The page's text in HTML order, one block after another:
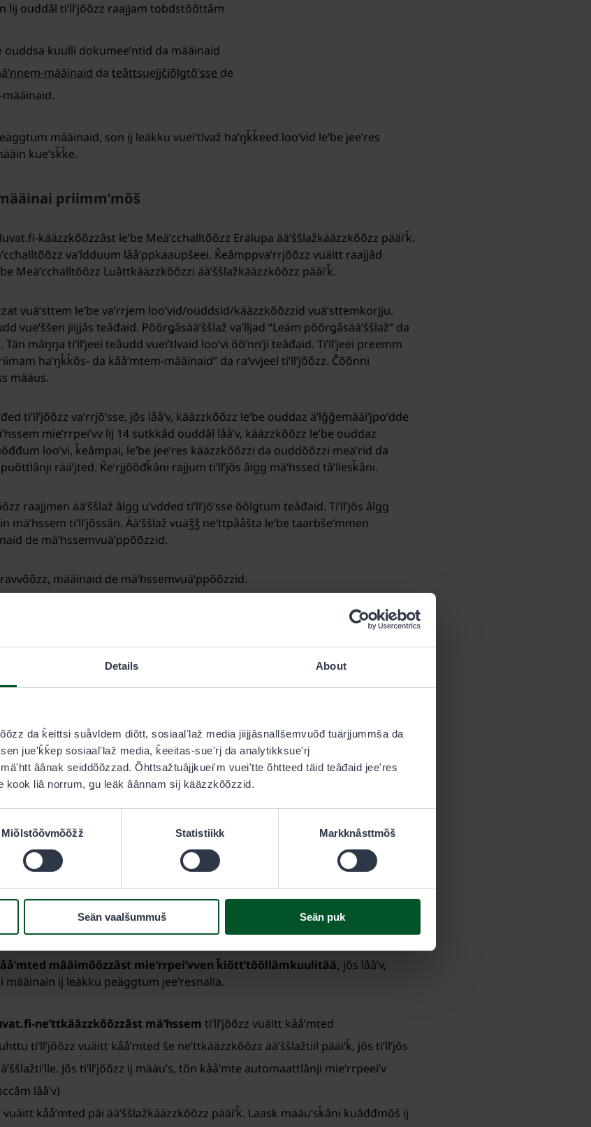
Details About
da ǩeittsi suåvldem diõtt, sosiaalʼlaž media jiijjâsnallšemvuõđ tuärjjummša da
jueʹǩǩep sosiaalʼlaž media, ǩeeitas-sueʹrj da analytikksueʹrj
âânak seiddõõzzad. Õhttsažtuâjjkueiʹm vueiʹtte õhtteed täid teâđaid jeeʹres
kook liâ norrum, ǥu leäk âânnam sij kääzzkõõzzid.
Miõlstõõvmõõžž Statistiikk Markknâsttmõš
Seän vaalšummuš Seän puk
lij ouddâl tiʹllʼjõõzz raajjam tobdstõõttâm
ouddsa kuulli dokumeeʹntid da määinaid
määinaid da teâttsuejjčiõlǥtõʹsse de
määinaid.
määinaid, son ij leäkku vueiʹtlvaž haʹŋǩǩeed looʹvid leʹbe jeeʹres
kueʹsǩǩe.
määinai priimmʼmõš
kääzzkõõzzâst leʹbe Meäʹcchalltõõzz Erälupa ääʹššlažkääzzkõõzz pääiʹǩ.
vaʹldduum lååʹppkaaupšeei. Ǩeâmppvaʹrrjõõzz vuäitt raajjâd
Meäʹcchalltõõzz Luâttkääzzkõõzzi ääʹššlažkääzzkõõzz pääiʹǩ.
vuäʹsttem leʹbe vaʹrrjem looʹvid/ouddsid/kääzzkõõzzid vuäʹsttemkorjju.
vueʹššen jiijjâs teâđaid. Põõrǥâsääʹššlaž vaʹlljad “Leäm põõrǥâsääʹššlaž” da
mâŋŋa tiʹllʼjeei teâudd vueiʹtlvaid looʹvi õõʹnnʼji teâđaid. Tiʹllʼjeei preemm
haʹŋǩǩõs- da kååʹmtem-määinaid” da raʹvvjeel tiʹllʼjõõzz. Čõõnni
määus.
tiʹllʼjõõzz vaʹrrjõʹsse, jõs lååʹv, kääzzkõõzz leʹbe ouddaz äʹlǧǧemääiʹjpoʹdde
mieʹrrpeiʹvv lij 14 sutkkâd ouddâl lååʹv, kääzzkõõzz leʹbe ouddaz
looʹvi, ǩeâmpai, leʹbe jeeʹres kääzzkõõzzi da ouddõõzzi meäʹrid da
rääʹjted. Ǩeʹrjjõõđǩâni rajjum tiʹllʼjõs âlgg mäʹhssed tâʹllesǩâni.
raajjmen ääʹššlaž âlgg uʹvdded tiʹllʼjõʹsse õõlǥtum teâđaid. Tiʹllʼjõs âlgg
tiʹllʼjõssân. Ääʹššlaž vuäǯǯ neʹttpååšta leʹbe taarbšeʹmmen
de mäʹhssemvuäʹppõõzzid.
määinaid de mäʹhssemvuäʹppõõzzid.
pääiʹǩ vuäitt raajjâd laaskin mäʹhssem tiʹllʼjõõzz
. Laskktiʹllʼjõõzzid
(sis. alv).
pääiʹǩ tiʹllʼjeʹmmen mäʹhssem nääʹllen lij laskk. Laaskin
âlgg leeʹd läʹddlaž Y-tobdldõk. Põõrǥâs-/õutstõs- ääʹššlaž laaskid jiâ
mäʹhssemnääʹll jiâ vueiʹt taʹrjjeed.
peäggtum čiõʹlǧǧummšest, tiʹllʼjeei âlgg leeʹd mââʹjeeǩâni õhttvuõđâst
de ǩeâmppvaʹrrjõõzzin Luâttkääzzkõõzzi ääʹššlažkääzzkõʹsse.
kååmtummuš
Meäʹcchalltõõzz Skååtrdemlooʹvi ääʹššlažkääzzkõõzz pääiʹǩ kå. lååʹv,
määinai meâldlânji.
mââimõõzzâst mieʹrrpeiʹvven ǩiõttʼtõõllâmkuulitää, jõs lååʹv,
määinain ij leäkku peäggtum jeeʹresnalla.
neʹttkääzzkõõzzâst mäʹhssem tiʹllʼjõõzz vuäitt kååʹmted
tiʹllʼjõõzz vuäitt kååʹmted še neʹttkääzzkõõzz ääʹššlažtiil pääiʹǩ, jõs tiʹllʼjõs
Jõs tiʹllʼjõõzz ij määuʹs, tõn kååʹmte automaattlânji mieʹrrpeeiʹv
lååʹv)
vuäitt kååʹmted pâi ääʹššlažkääzzkõõzz pääiʹǩ. Laask määuʹsǩâni kuâđđmõš ij